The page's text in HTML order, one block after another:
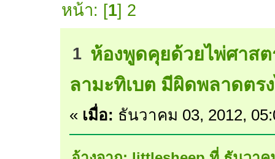
หน้า: [1] 2
1 ห้องพูดคุยด้วยไพ่ศาสต
ลามะทิเบต มีผิดพลาดตร
« เมื่อ: ธันวาคม 03, 2012,